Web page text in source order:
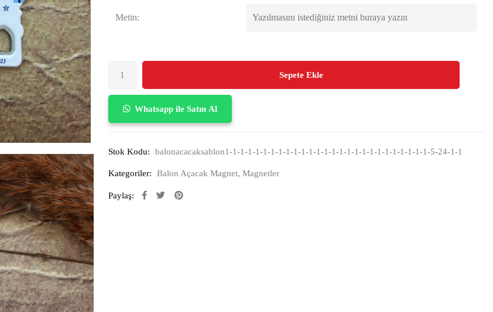
Metin:
Sepete Ekle
Whatsapp ile Satın Al
Stok Kodu: balonacacaksablon1-1-1-1-1-1-1-1-1-1-1-1-1-1-1-1-1-1-1-1-1-1-1-1-1-1-1-5-24-1-1
Kategoriler: Balon Açacak Magnet, Magnetler
Paylaş: